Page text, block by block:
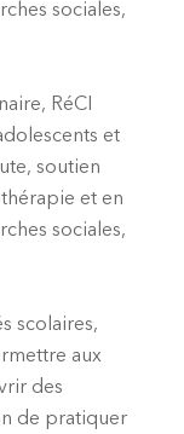
sociales,
RéCI
et
soutien
et en
sociales,
scolaires,
aux
des
de pratiquer